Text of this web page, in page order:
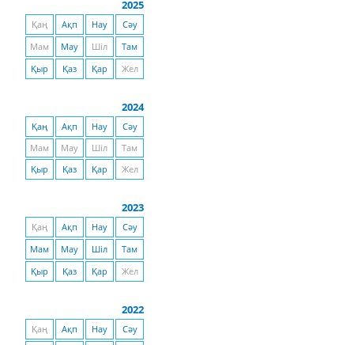
2025
Қаң Ақп Нау
Сәу
Мам
Мау Шіл
Там
Қыр
Қаз Қар Жел
2024
Қаң Ақп Нау
Сәу
Мам
Мау Шіл
Там
Қыр
Қаз Қар Жел
2023
Қаң Ақп Нау
Сәу
Мам
Мау Шіл
Там
Қыр
Қаз Қар Жел
2022
Қаң Ақп Нау
Сәу